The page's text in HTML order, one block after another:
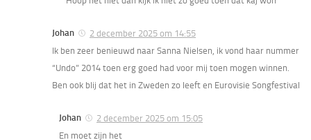
Johan
2 december 2025 om 14:55
Ik ben zeer benieuwd naar Sanna Nielsen, ik vond haar nummer
“Undo” 2014 toen erg goed had voor mij toen mogen winnen.
Ben ook blij dat het in Zweden zo leeft en Eurovisie Songfestival
Johan
2 december 2025 om 15:05
En moet zijn het